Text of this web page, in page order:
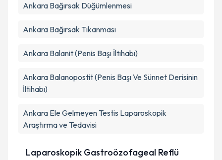
Ankara Bağırsak Düğümlenmesi
Ankara Bağırsak Tıkanması
Ankara Balanit (Penis Başı İltihabı)
Ankara Balanopostit (Penis Başı Ve Sünnet Derisinin
İltihabı)
Ankara Ele Gelmeyen Testis Laparoskopik
Araştırma ve Tedavisi
Laparoskopik Gastroözofageal Reflü